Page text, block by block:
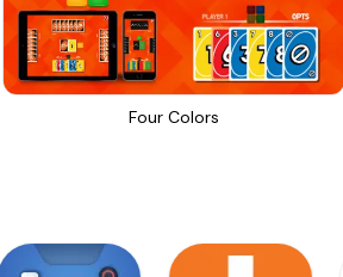
Four Colors